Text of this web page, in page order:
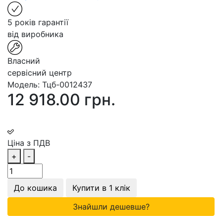
5 років гарантії
від виробника
Власний
сервісний центр
Модель: Тцб-0012437
12 918.00 грн.
Ціна з ПДВ
+
-
До кошика
Купити в 1 клік
Знайшли дешевше?